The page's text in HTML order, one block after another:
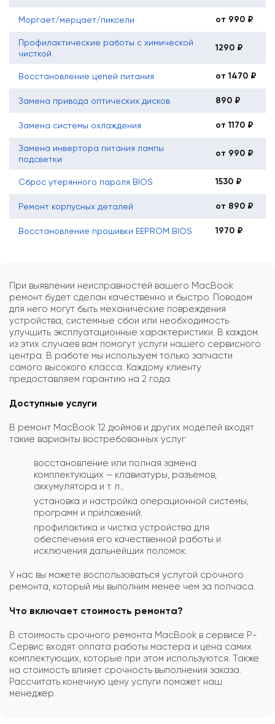
Моргает/мерцает/пиксели от 990 ₽
Профилактические работы с химической
чисткой
1290 ₽
Восстановление цепей питания от 1470 ₽
Замена привода оптических дисков 890 ₽
Замена системы охлаждения от 1170 ₽
Замена инвертора питания лампы
подсветки
от 990 ₽
Сброс утерянного пароля BIOS 1530 ₽
Ремонт корпусных деталей от 890 ₽
Восстановление прошивки EEPROM BIOS 1970 ₽
При выявлении неисправностей вашего MacBook
ремонт будет сделан качественно и быстро. Поводом
для него могут быть механические повреждения
устройства, системные сбои или необходимость
улучшить эксплуатационные характеристики. В каждом
из этих случаев вам помогут услуги нашего сервисного
центра. В работе мы используем только запчасти
самого высокого класса. Каждому клиенту
предоставляем гарантию на 2 года.
Доступные услуги
В ремонт MacBook 12 дюймов и других моделей входят
такие варианты востребованных услуг:
восстановление или полная замена
комплектующих – клавиатуры, разъемов,
аккумулятора и т. п.;
установка и настройка операционной системы,
программ и приложений;
профилактика и чистка устройства для
обеспечения его качественной работы и
исключения дальнейших поломок.
У нас вы можете воспользоваться услугой срочного
ремонта, который мы выполним менее чем за полчаса.
Что включает стоимость ремонта?
В стоимость срочного ремонта MacBook в сервисе Р-
Сервис входят оплата работы мастера и цена самих
комплектующих, которые при этом используются. Также
на стоимость влияет срочность выполнения заказа.
Рассчитать конечную цену услуги поможет наш
менеджер.